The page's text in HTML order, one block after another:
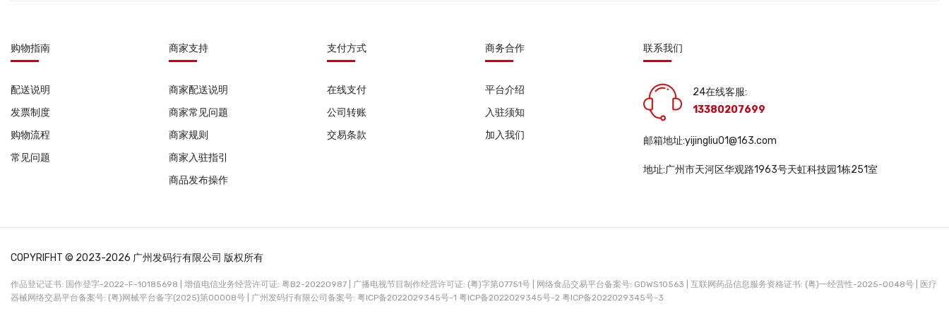
购物指南
配送说明
发票制度
购物流程
常见问题
商家支持
商家配送说明
商家常见问题
商家规则
商家入驻指引
商品发布操作
支付方式
在线支付
公司转账
交易条款
商务合作
平台介绍
入驻须知
加入我们
联系我们
24在线客服:
13380207699
邮箱地址:yijingliu01@163.com
地址:广州市天河区华观路1963号天虹科技园1栋251室
COPYRIFHT © 2023-2026 广州发码行有限公司 版权所有
作品登记证书: 国作登字-2022-F-10185698 | 增值电信业务经营许可证: 粤B2-20220987 | 广播电视节目制作经营许可证: (粤)字第07751号 | 网络食品交易平台备案号: GDWS10563 | 互联网药品信息服务资格证书: (粤)一经营性-2025-0048号 |
医疗
器械网络交易平台备案号: (粤)网械平台备字(2025)第00008号 | 广州发码行有限公司备案号: 粤ICP备2022029345号-1 粤ICP备2022029345号-2 粤ICP备2022029345号-3